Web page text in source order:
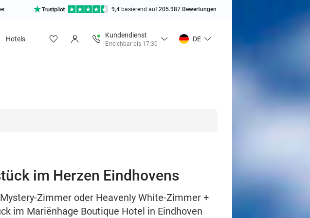
9,4 basierend auf205.987 Bewertungen
Hotels
Kundendienst
Erreichbar bis 17:30
DE
im Herzen Eindhovens
Zimmer oder Heavenly White-Zimmer +
im Mariënhage Boutique Hotel in Eindhoven